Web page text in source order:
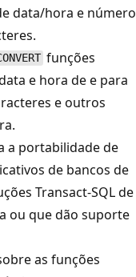
data/hora e número
funções
e hora de e para
e outros
a portabilidade de
de bancos de
Transact-SQL de
ou que dão suporte
as funções